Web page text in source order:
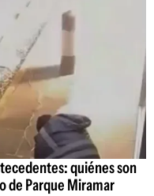
quiénes son
de Parque Miramar